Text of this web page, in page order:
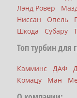
Лэнд Ровер
Ниссан
Опель
Шкода
Субару
Топ турбин для
Камминс ДАФ
Комацу
Ман